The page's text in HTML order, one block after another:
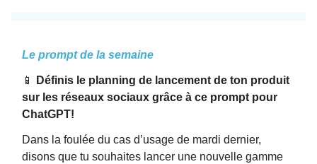
Le prompt de la semaine
📱
Définis le planning de lancement de ton produit
sur les réseaux sociaux grâce à ce prompt pour
ChatGPT!
Dans la foulée du cas d’usage de mardi dernier,
disons que tu souhaites lancer une nouvelle gamme